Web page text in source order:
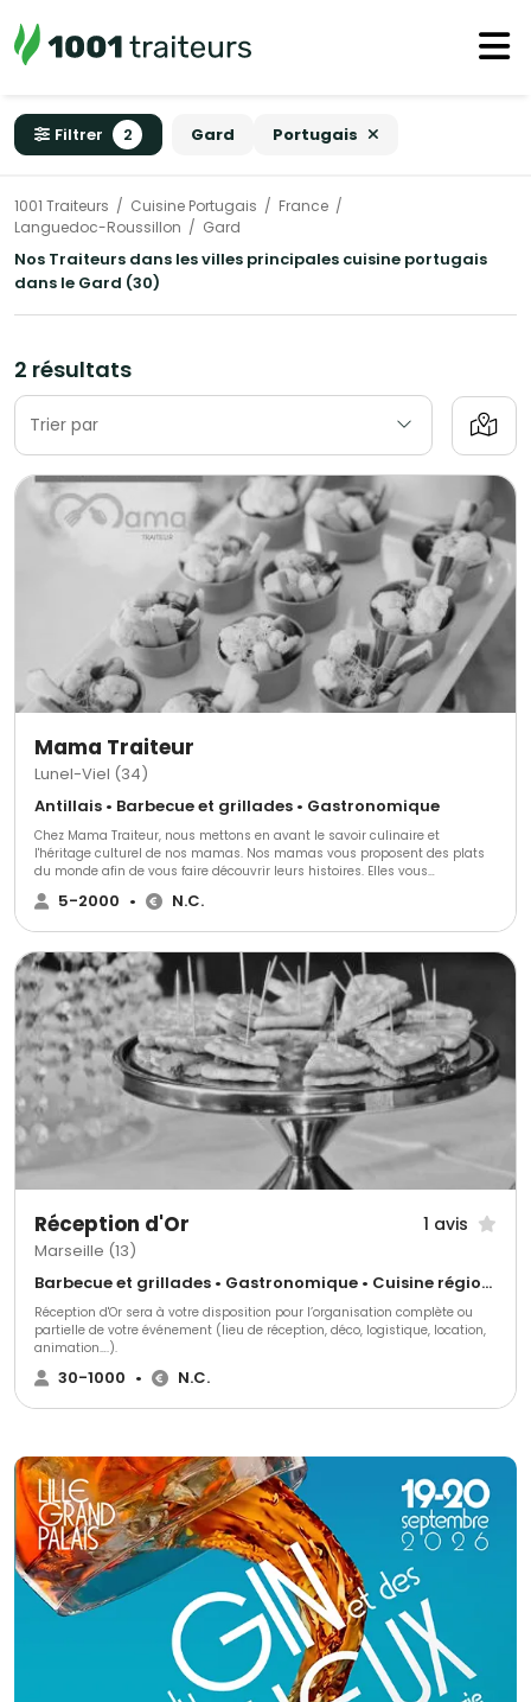
Filtrer 2 Gard Portugais
1001 Traiteurs Cuisine Portugais
France
Languedoc-Roussillon
Gard
Nos Traiteurs dans les villes principales cuisine portugais
dans le Gard (30)
2 résultats
Trier par
Mama Traiteur
Lunel-Viel (34)
Antillais • Barbecue et grillades • Gastronomique
Chez Mama Traiteur, nous mettons en avant le savoir culinaire et
l'héritage culturel de nos mamas. ​Nos mamas vous proposent des plats
du monde afin de vous faire découvrir leurs histoires. Elles vous
promettent de voyager au bout du monde. ​Chaque semaine, de nouveaux
plats sont proposés en pré-commandes sur notre site afin que vous
d'événements. Car oui ! Depuis 2015, elles sont aussi expertes de
l'organisation d'événements pour professionnels.
5-2000 • N.C.
Réception d'Or 1 avis
Marseille (13)
Barbecue et grillades • Gastronomique • Cuisine régionale
Réception d'Or sera à votre disposition pour l’organisation complète ou
partielle de votre événement (lieu de réception, déco, logistique, location,
animation….).
30-1000 • N.C.